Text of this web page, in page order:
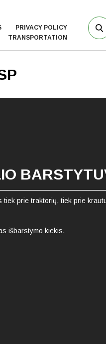
PRIVACY POLICY
TRANSPORTATION
tiek prie traktorių, tiek prie
išbarstymo kiekis.